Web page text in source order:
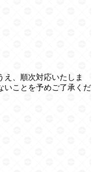
え、順次対応いたしま
いことを予めご了承くだ